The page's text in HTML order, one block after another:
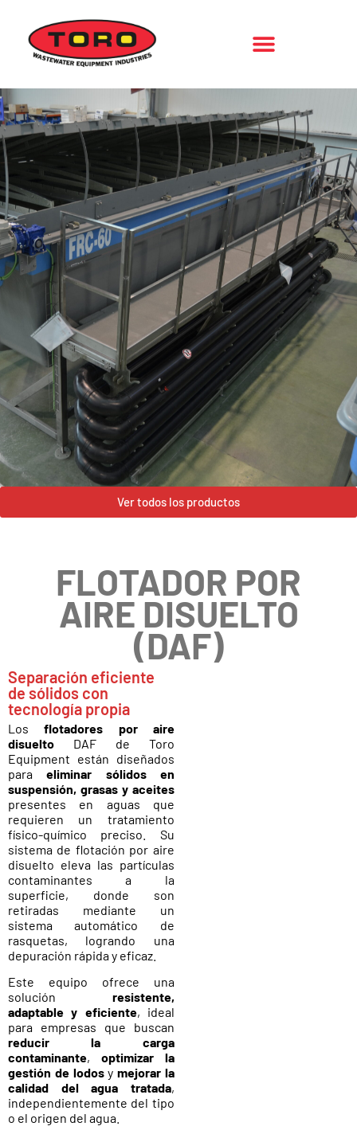
Ver todos los productos
FLOTADOR POR
AIRE DISUELTO
(DAF)
Separación eficiente
de sólidos con
tecnología propia
Los flotadores por aire
disuelto DAFde Toro
Equipment están diseñados
paraeliminar sólidos en
suspensión, grasas y aceites
presentes en aguas que
requieren un tratamiento
físico-químico preciso. Su
sistema de flotación por aire
disuelto eleva las partículas
contaminantes a la
superficie, donde son
retiradas mediante un
sistema automático de
rasquetas, logrando una
depuración rápida y eficaz.
Este equipo ofrece una
solución resistente,
adaptable y eficiente, ideal
para empresas que buscan
reducir la carga
contaminante, optimizar la
gestión de lodosymejorar la
calidad del agua tratada,
independientemente del tipo
o el origen del agua.